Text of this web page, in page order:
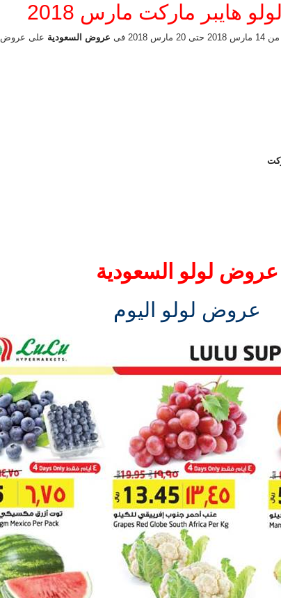
هايبر ماركت مارس 2018
20 مارس 2018 فى عروض السعودية على عروض
عروض لولو السعودية
عروض لولو اليوم